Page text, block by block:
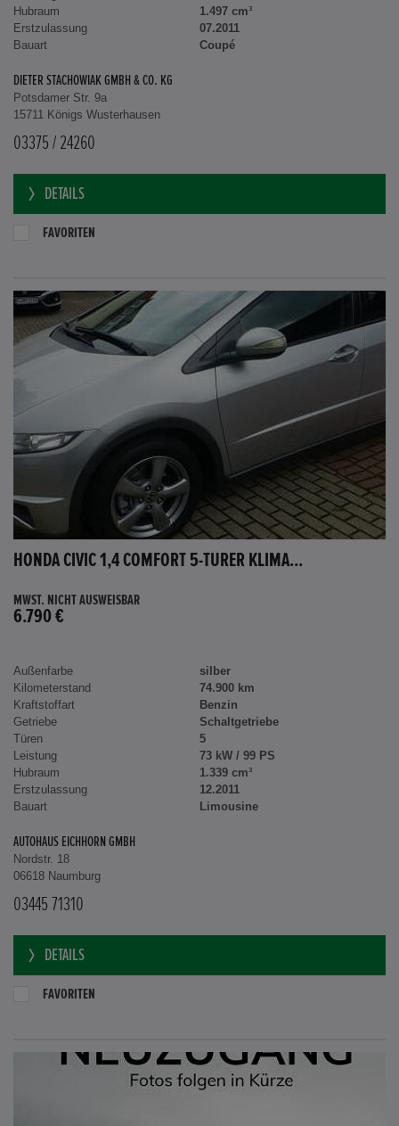
Hubraum
1.497 cm³
Erstzulassung
07.2011
Bauart
Coupé
DIETER STACHOWIAK GMBH & CO. KG
Potsdamer Str. 9a
15711 Königs Wusterhausen
03375 / 24260
DETAILS
FAVORITEN
HONDA CIVIC 1,4 COMFORT 5-TÜRER KLIMA...
MWST. NICHT AUSWEISBAR
6.790 €
Außenfarbe
silber
Kilometerstand
74.900 km
Kraftstoffart
Benzin
Getriebe
Schaltgetriebe
Türen
5
Leistung
73 kW / 99 PS
Hubraum
1.339 cm³
Erstzulassung
12.2011
Bauart
Limousine
AUTOHAUS EICHHORN GMBH
Nordstr. 18
06618 Naumburg
03445 71310
DETAILS
FAVORITEN